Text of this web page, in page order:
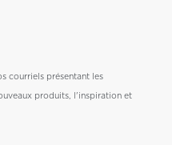
courriels présentant les
produits, l'inspiration et